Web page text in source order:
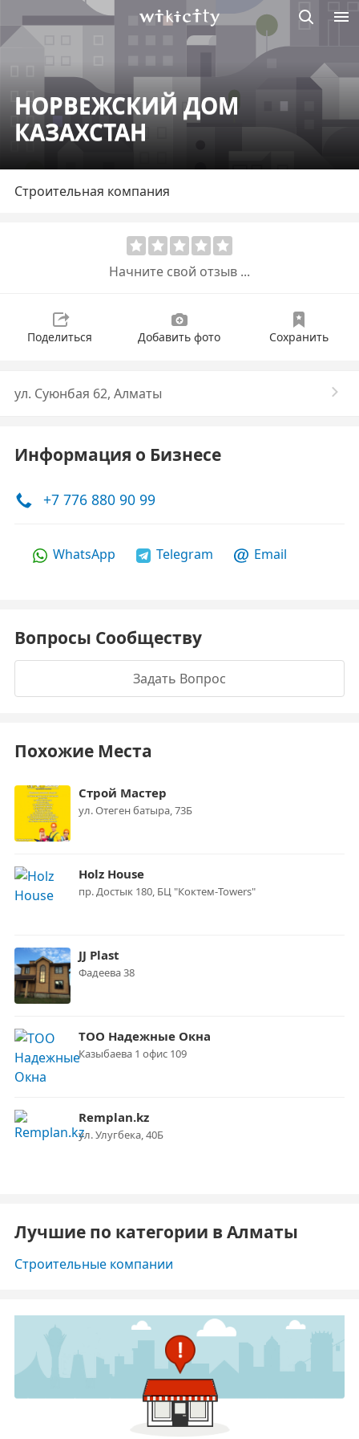
Викисити
НОРВЕЖСКИЙ ДОМ
КАЗАХСТАН
Строительная компания
Начните свой отзыв ...
Поделиться Добавить фото Сохранить
ул. Суюнбая 62, Алматы
Информация о Бизнесе
+7 776 880 90 99
WhatsApp Telegram Email
Вопросы Сообществу
Задать Вопрос
Похожие Места
Строй Мастер
ул. Отеген батыра, 73Б
Holz House
пр. Достык 180, БЦ "Коктем-Towers"
JJ Plast
Фадеева 38
ТОО Надежные Окна
Казыбаева 1 офис 109
Remplan.kz
ул. Улугбека, 40Б
Лучшие по категории в Алматы
Строительные компании